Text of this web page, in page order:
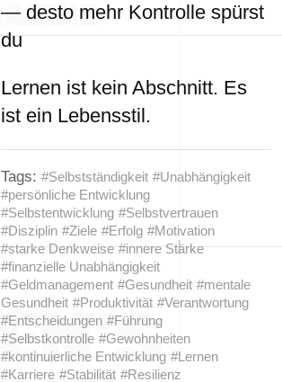
— desto mehr Kontrolle spürst
du
Lernen ist kein Abschnitt. Es
ist ein Lebensstil.
Tags: #Selbstständigkeit #Unabhängigkeit
#persönliche Entwicklung
#Selbstentwicklung #Selbstvertrauen
#Disziplin #Ziele #Erfolg #Motivation
#starke Denkweise #innere Stärke
#finanzielle Unabhängigkeit
#Geldmanagement #Gesundheit #mentale
Gesundheit #Produktivität #Verantwortung
#Entscheidungen #Führung
#Selbstkontrolle #Gewohnheiten
#kontinuierliche Entwicklung #Lernen
#Karriere #Stabilität #Resilienz